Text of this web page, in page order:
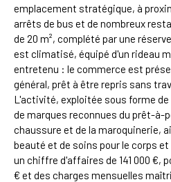
emplacement stratégique, à
arrêts de bus et de nombreux
de 20 m², complété par une
est climatisé, équipé d'un rideau
entretenu : le commerce est
général, prêt à être repris sans
L'activité, exploitée sous forme de
de marques reconnues du prêt-à-
chaussure et de la maroquinerie,
beauté et de soins pour le corps
un chiffre d'affaires de 141 000 €,
€ et des charges mensuelles